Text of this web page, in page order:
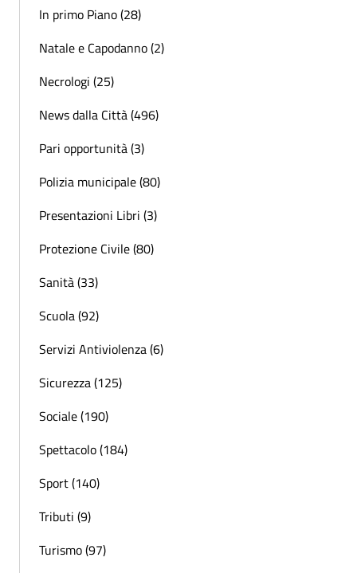
In primo Piano (28)
Natale e Capodanno (2)
Necrologi (25)
News dalla Città (496)
Pari opportunità (3)
Polizia municipale (80)
Presentazioni Libri (3)
Protezione Civile (80)
Sanità (33)
Scuola (92)
Servizi Antiviolenza (6)
Sicurezza (125)
Sociale (190)
Spettacolo (184)
Sport (140)
Tributi (9)
Turismo (97)